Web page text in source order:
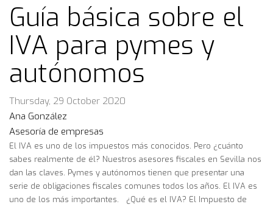
Guía básica sobre el
IVA para pymes y
autónomos
Thursday, 29 October 2020
Ana González
Asesoría de empresas
El IVA es uno de los impuestos más conocidos. Pero ¿cuánto
sabes realmente de él? Nuestros asesores fiscales en Sevilla nos
dan las claves. Pymes y autónomos tienen que presentar una
serie de obligaciones fiscales comunes todos los años. El IVA es
uno de los más importantes. ¿Qué es el IVA? El Impuesto de